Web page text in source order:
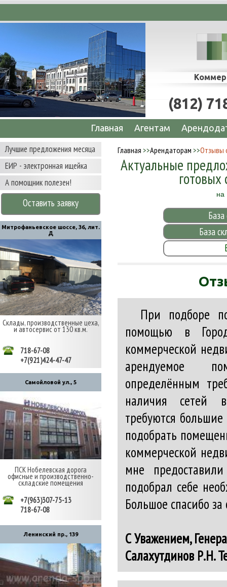
(812)
Главная Агентам
Лучшие предложения месяца
ЕИР - электронная ищейка
А помощник полезен!
Оставить заявку
Митрофаньевское шоссе, 36, лит.
Д
Склады, производственные цеха,
и автосервис от 130 кв.м.
718-67-08
+7(921)424-47-47
Самойловой ул., 5
ПСК Нобелевская дорога
офисные и производственно-
складские помещения
+7(963)307-75-13
718-67-08
Ленинский пр., 139
Главная >>Арендаторам >>Отзывы
Актуальные
на
База
При подборе
помощью в
коммерческой
арендуемое
определённым
наличия сетей
требуются
подобрать
коммерческой
мне
подобрал себе
Большое спасибо
С Уважением,
Салахутдинов Р.Н.